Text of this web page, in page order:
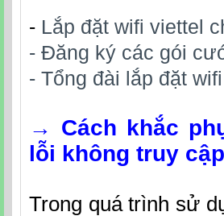
- Lắp đặt wifi viettel
- Đăng ký các gói
- Tổng đài lắp đặt
→ Cách khắc
lỗi không truy
Trong quá trình sử